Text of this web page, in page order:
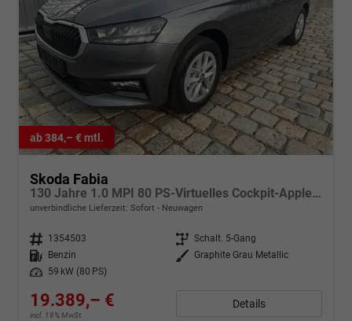
ab 384,– € mtl.
Skoda Fabia
130 Jahre 1.0 MPI 80 PS-Virtuelles Cockpit-AppleCarplay-Android-Auto-LED-Klima-Tempomat-Rückfahrkamera-DAB-SHZ-15" Alu-sofort
unverbindliche Lieferzeit: Sofort Neuwagen
Fahrzeugnr. 1354503 Getriebe Schalt. 5-Gang
Kraftstoff
Benzin Außenfarbe
Graphite Grau Metallic
Leistung
59 kW (80 PS)
19.389,– €
incl. 19% MwSt.
Details